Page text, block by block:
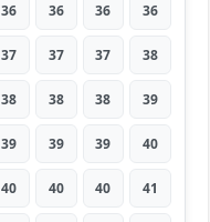
36 36 36 36
37 37 37 38
38 38 38 39
39 39 39 40
40 40 40 41